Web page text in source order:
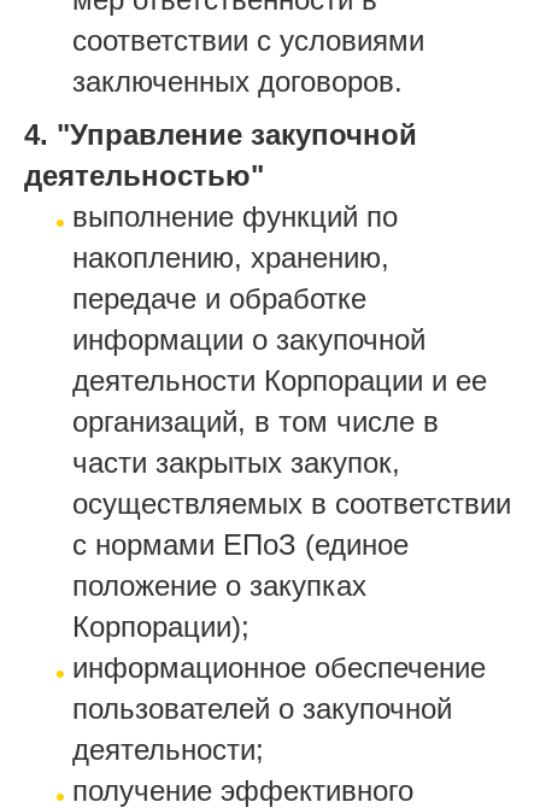
соответствии с условиями
заключенных договоров.
4. "Управление закупочной
деятельностью"
выполнение функций по
накоплению, хранению,
передаче и обработке
информации о закупочной
деятельности Корпорации и ее
организаций, в том числе в
части закрытых закупок,
осуществляемых в соответствии
с нормами ЕПоЗ (единое
положение о закупках
Корпорации);
информационное обеспечение
пользователей о закупочной
деятельности;
получение эффективного